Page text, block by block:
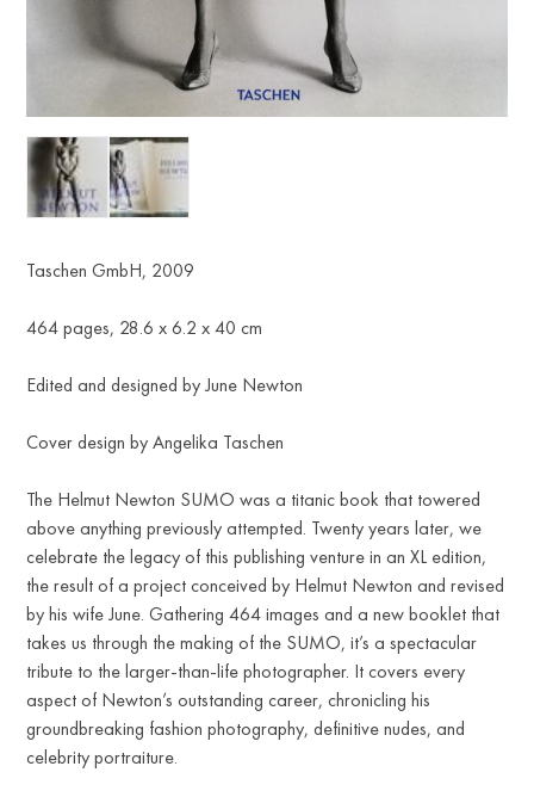
Taschen GmbH, 2009
464 pages, 28.6 x 6.2 x 40 cm
Edited and designed by June Newton
Cover design by Angelika Taschen
The Helmut Newton SUMO was a titanic book that towered
above anything previously attempted. Twenty years later, we
celebrate the legacy of this publishing venture in an XL edition,
the result of a project conceived by Helmut Newton and revised
by his wife June. Gathering 464 images and a new booklet that
takes us through the making of the SUMO, it’s a spectacular
tribute to the larger-than-life photographer. It covers every
aspect of Newton’s outstanding career, chronicling his
groundbreaking fashion photography, definitive nudes, and
celebrity portraiture.